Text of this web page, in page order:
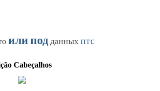
илипод данных птс
Cabeçalhos